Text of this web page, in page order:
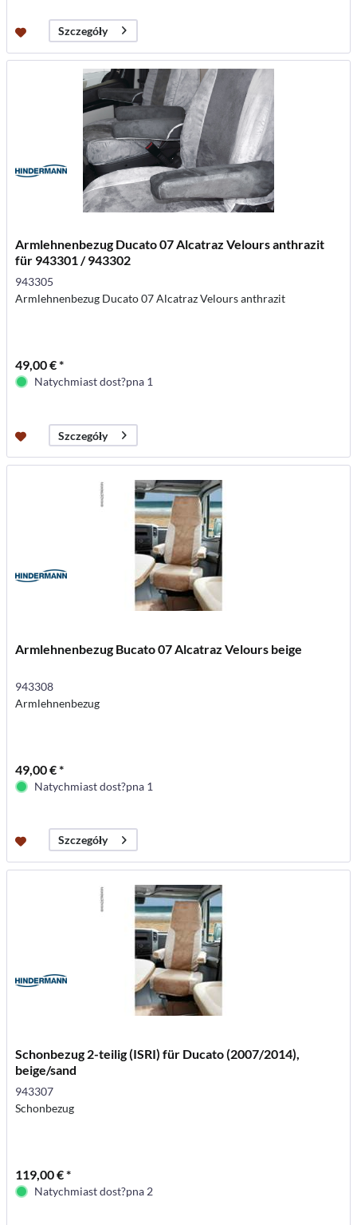
Szczegóły
Armlehnenbezug Ducato 07 Alcatraz Velours anthrazit
für 943301 / 943302
943305
Armlehnenbezug Ducato 07 Alcatraz Velours anthrazit
49,00 € *
Natychmiast dost?pna 1
Szczegóły
Armlehnenbezug Bucato 07 Alcatraz Velours beige
943308
Armlehnenbezug
49,00 € *
Natychmiast dost?pna 1
Szczegóły
Schonbezug 2-teilig (ISRI) für Ducato (2007/2014),
beige/sand
943307
Schonbezug
119,00 € *
Natychmiast dost?pna 2